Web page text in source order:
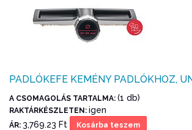
PADLÓKEFE KEMÉNY PADLÓKHOZ,
A CSOMAGOLÁS TARTALMA: (1 db)
RAKTÁRKÉSZLETEN: igen
ÁR: 3,769.23 Ft Kosárba teszem